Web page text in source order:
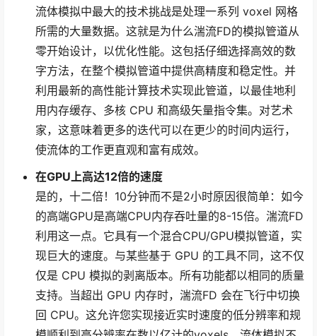
流体模拟中最大的技术挑战是处理一系列 voxel 网格
所需的大量数据。这就是为什么湍流FD的模拟管道从
零开始设计，以优化性能。这包括仔细选择高效的数
字方法，在整个模拟管道中提供高精度和稳定性。并
利用最新的高性能计算技术实现此管道，以最佳地利
用内存缓存、多核 CPU 和高级矢量指令集。对艺术
家，这意味着更多的迭代可以在更少的时间内运行，
使流体的工作更直观和富有成效。
在GPU上高达12倍的速度
是的，十二倍！10分钟而不是2小时原因很简单：如今
的高端GPU是高端CPU内存吞吐量的8-15倍。湍流FD
利用这一点。它具有一个混合CPU/GPU模拟管道，实
现巨大的速度。与某些基于 GPU 的工具不同，这不仅
仅是 CPU 模拟的剥离版本。所有功能都以相同的质量
支持。当超出 GPU 内存时，湍流FD 会在飞行中切换
回 CPU。这允许您实现接近实时速度的低分辨率和规